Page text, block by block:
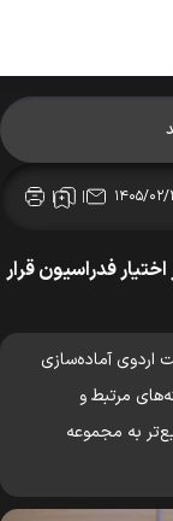
۰۲/۲۶
فدراسیون قرار
آماده‌سازی
مرتبط و
به مجموعه